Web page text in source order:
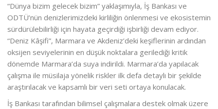
“Dünya bizim gelecek bizim” yaklaşımıyla, İş Bankası ve
ODTÜ’nün denizlerimizdeki kirliliğin önlenmesi ve ekosistemin
sürdürülebilirliği için hayata geçirdiği işbirliği devam ediyor.
“Deniz Kâşifi”, Marmara ve Akdeniz’deki keşiflerinin ardından
oksijen seviyelerinin en düşük noktalara gerilediği kritik
dönemde Marmara’da suya indirildi. Marmara’da yapılacak
çalışma ile müsilaja yönelik riskler ilk defa detaylı bir şekilde
araştırılacak ve kapsamlı bir veri seti ortaya konulacak.
İş Bankası tarafından bilimsel çalışmalara destek olmak üzere